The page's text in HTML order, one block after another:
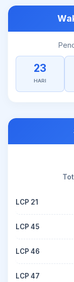
23
HARI
LCP 21
LCP 45
LCP 46
LCP 47